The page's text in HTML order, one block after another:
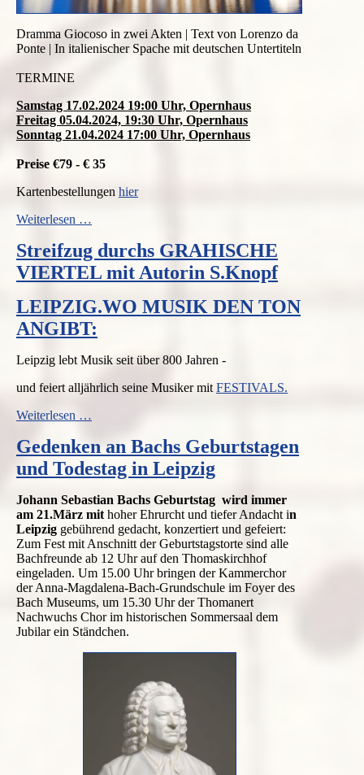
Dramma Giocoso in zwei Akten | Text von Lorenzo da
Ponte | In italienischer Spache mit deutschen Untertiteln
TERMINE
Samstag 17.02.2024 19:00 Uhr, Opernhaus
Freitag 05.04.2024, 19:30 Uhr, Opernhaus
Sonntag 21.04.2024 17:00 Uhr, Opernhaus
Preise €79 - € 35
Kartenbestellungen hier
Weiterlesen …
-
Oper
von
in
Leipzig
Streifzug durchs GRAHISCHE
VIERTEL mit Autorin S.Knopf
LEIPZIG.WO MUSIK DEN TON
ANGIBT:
Leipzig lebt Musik seit über 800 Jahren -
und feiert alljährlich seine Musiker mit FESTIVALS.
Weiterlesen …
DEN
TON
ANGIBT:
Gedenken an Bachs Geburtstagen
und Todestag in Leipzig
Johann Sebastian Bachs Geburtstag wird immer
am 21.März mit hoher Ehrurcht und tiefer Andacht in
Leipzig gebührend gedacht, konzertiert und gefeiert:
Zum Fest mit Anschnitt der Geburtstagstorte sind alle
Bachfreunde ab 12 Uhr auf den Thomaskirchhof
eingeladen. Um 15.00 Uhr bringen der Kammerchor
der Anna-Magdalena-Bach-Grundschule im Foyer des
Bach Museums, um 15.30 Uhr der Thomanert
Nachwuchs Chor im historischen Sommersaal dem
Jubilar ein Ständchen.